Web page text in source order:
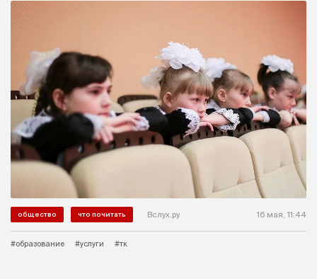
общество что почитать Вслух.ру 16 мая, 11:44
#образование #услуги #тк